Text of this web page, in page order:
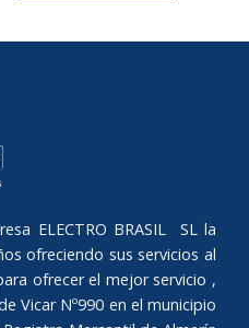
ELECTRO BRASIL SL la
ofreciendo sus servicios al
ofrecer el mejor servicio ,
Vicar Nº990 en el municipio